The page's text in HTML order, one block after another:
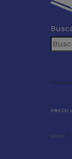
ÁBACO
Inicio